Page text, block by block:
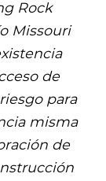
Rock
Missouri
de
para
misma
de